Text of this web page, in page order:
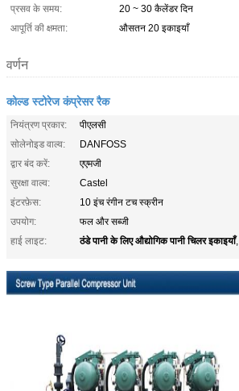
प्रसव के समय:
20 ~ 30 कैलेंडर दिन
आपूर्ति की क्षमता:
औसतन 20 इकाइयाँ
वर्णन
कोल्ड स्टोरेज कंप्रेसर रैक
नियंत्रण प्रकार:
पीएलसी
सोलेनोइड वाल्व:
DANFOSS
द्वार बंद करें:
एएमजी
सुरक्षा वाल्व:
Castel
इंटरफ़ेस:
10 इंच रंगीन टच स्क्रीन
उपयोग:
फल और सब्जी
हाई लाइट:
ठंडे पानी के लिए औद्योगिक पानी चिलर इकाइयाँ